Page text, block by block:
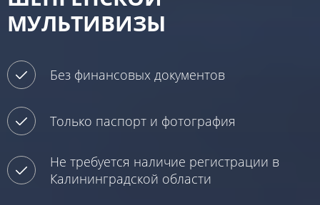
МУЛЬТИВИЗЫ
Без финансовых документов
Только паспорт и фотография
Не требуется наличие регистрации в
Калининградской области